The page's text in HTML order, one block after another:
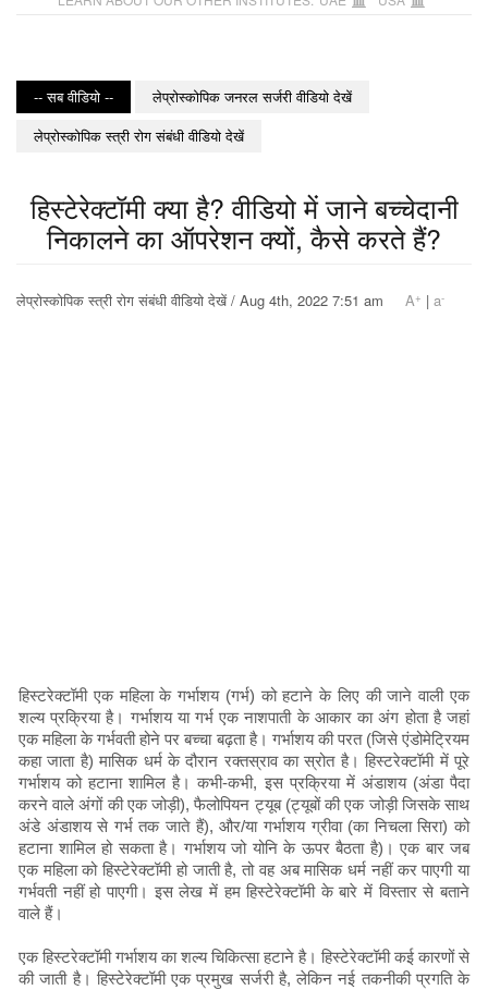
-- सब वीडियो --
लेप्रोस्कोपिक जनरल सर्जरी वीडियो देखें
लेप्रोस्कोपिक स्त्री रोग संबंधी वीडियो देखें
हिस्टेरेक्टॉमी क्या है? वीडियो में जाने बच्चेदानी
निकालने का ऑपरेशन क्यों, कैसे करते हैं?
लेप्रोस्कोपिक स्त्री रोग संबंधी वीडियो देखें / Aug 4th, 2022 7:51 am A+ | a-
हिस्टरेक्टॉमी एक महिला के गर्भाशय (गर्भ) को हटाने के लिए की जाने वाली एक
शल्य प्रक्रिया है। गर्भाशय या गर्भ एक नाशपाती के आकार का अंग होता है जहां
एक महिला के गर्भवती होने पर बच्चा बढ़ता है। गर्भाशय की परत (जिसे एंडोमेट्रियम
कहा जाता है) मासिक धर्म के दौरान रक्तस्राव का स्रोत है। हिस्टरेक्टॉमी में पूरे
गर्भाशय को हटाना शामिल है। कभी-कभी, इस प्रक्रिया में अंडाशय (अंडा पैदा
करने वाले अंगों की एक जोड़ी), फैलोपियन ट्यूब (ट्यूबों की एक जोड़ी जिसके साथ
अंडे अंडाशय से गर्भ तक जाते हैं), और/या गर्भाशय ग्रीवा (का निचला सिरा) को
हटाना शामिल हो सकता है। गर्भाशय जो योनि के ऊपर बैठता है)। एक बार जब
एक महिला को हिस्टेरेक्टॉमी हो जाती है, तो वह अब मासिक धर्म नहीं कर पाएगी या
गर्भवती नहीं हो पाएगी। इस लेख में हम हिस्टेरेक्टॉमी के बारे में विस्तार से बताने
वाले हैं।
एक हिस्टरेक्टॉमी गर्भाशय का शल्य चिकित्सा हटाने है। हिस्टेरेक्टॉमी कई कारणों से
की जाती है। हिस्टेरेक्टॉमी एक प्रमुख सर्जरी है, लेकिन नई तकनीकी प्रगति के